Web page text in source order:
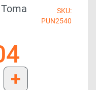
SKU:
PUN2540
+